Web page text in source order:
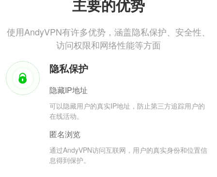
主要的优势
使用AndyVPN有许多优势，涵盖隐私保护、安全性、
访问权限和网络性能等方面
隐私保护
隐藏IP地址
可以隐藏用户的真实IP地址，防止第三方追踪用户的
在线活动。
匿名浏览
通过AndyVPN访问互联网，用户的真实身份和位置信
息得到保护。